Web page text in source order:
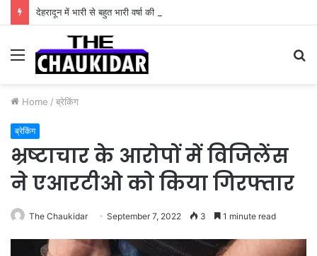
Menu
Home / ब्रेकिंग
ब्रेकिंग
भ्रष्टाचार के आरोपों में विजिलेंस
ने एआरटीओ को किया गिरफ्तार
The Chaukidar September 7, 2022 3 1 minute read